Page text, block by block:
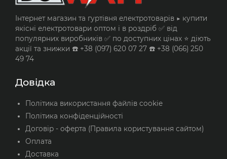
Інтернет магазин та гуртівня електротоварів ▶️ купити
якісні електротовари оптом і в роздріб ✅ від
популярних виробників ✅ по доступних цінах ⭐ діють
акції та знижки ☎️ +38 (097) 620 07 27 ☎️ +38 (066) 250
49 74
Довідка
Політика використання файлів cookie
Політика конфіденційності
Договір - оферта (Правила користування сайтом)
Оплата
Доставка